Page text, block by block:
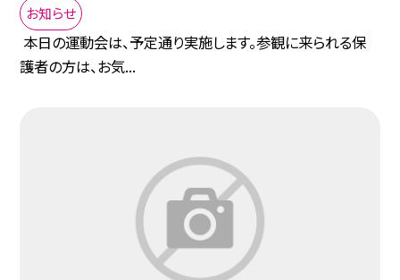
お知らせ
本日の運動会は、予定通り実施します。参観に来られる保
護者の方は、お気...